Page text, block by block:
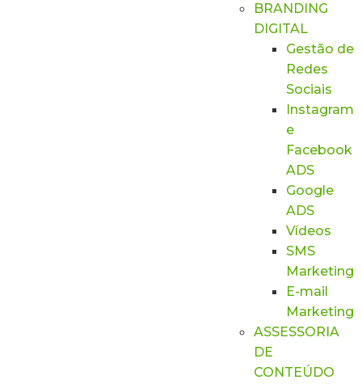
BRANDING
DIGITAL
Gestão de
Redes
Sociais
Instagram
e
Facebook
ADS
Google
ADS
Vídeos
SMS
Marketing
E-mail
Marketing
ASSESSORIA
DE
CONTEÚDO